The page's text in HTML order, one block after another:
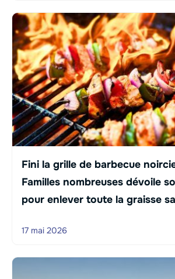
Fini la grille de barbecue
Familles nombreuses dévoile
pour enlever toute la graisse
17 mai 2026